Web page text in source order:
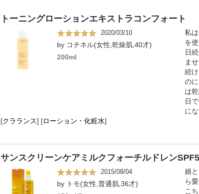
トーニングローションエキストラコンフォート
2020/03/10
by コチネル(女性,乾燥肌,40才)
200ml
私
を
日
ま
続
の
は
日
に
[クラランス] [ローション・化粧水]
サンスクリーンケアミルクフォーチルドレン
2015/08/04
by トモ(女性,普通肌,36才)
娘
ら
こ